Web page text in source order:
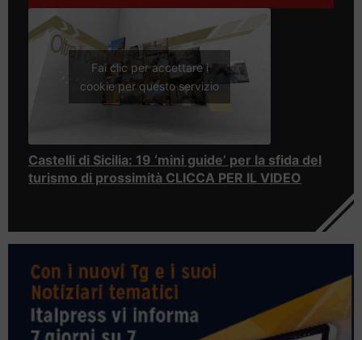
Fai clic per accettare i
cookie per questo servizio
Castelli di Sicilia: 19 ‘mini guide’ per la sfida del
turismo di prossimità CLICCA PER IL VIDEO